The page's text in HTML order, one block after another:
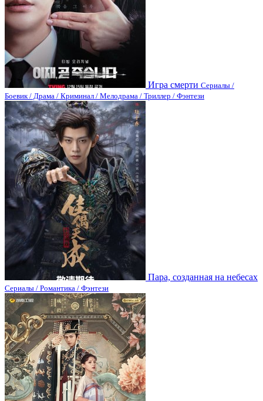
Игра смерти Сериалы /
Боевик / Драма / Криминал / Мелодрама / Триллер / Фэнтези
Пара, созданная на небесах
Сериалы / Романтика / Фэнтези